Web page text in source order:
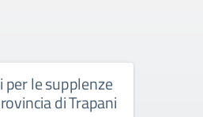
le supplenze
di Trapani